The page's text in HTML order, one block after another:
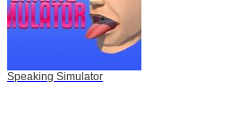
Speaking Simulator